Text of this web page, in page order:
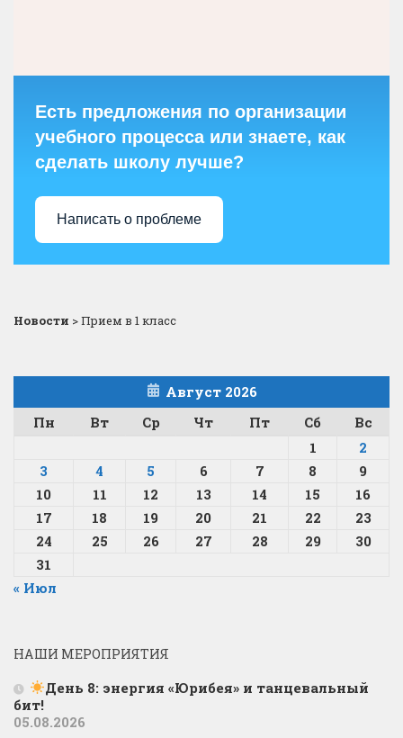
Есть предложения по организации
учебного процесса или знаете, как
сделать школу лучше?
Написать о проблеме
Новости >Прием в 1 класс
Август 2026
Пн
Вт Ср Чт Пт Сб
Вс
1
2
3
4 5 6 7 8
9
10
11 12 13 14 15
16
17
18 19 20 21 22
23
24
25 26 27 28 29
30
31
« Июл
НАШИ МЕРОПРИЯТИЯ
День 8: энергия «Юрибея» и танцевальный
бит!
05.08.2026